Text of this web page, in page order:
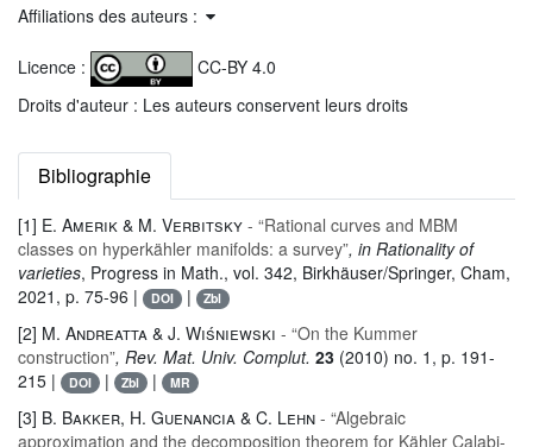
Affiliations des auteurs :
Licence :
CC-BY 4.0
Droits d'auteur : Les auteurs conservent leurs droits
Bibliographie
[1] E. Amerik & M. Verbitsky - “Rational curves and MBM
classes on hyperkähler manifolds: a survey”, in Rationality of
varieties, Progress in Math., vol. 342, Birkhäuser/Springer, Cham,
2021, p. 75-96 |
DOI | Zbl
[2] M. Andreatta & J. Wiśniewski - “On the Kummer
construction”, Rev. Mat. Univ. Complut. 23 (2010) no. 1, p. 191-
215 |
DOI | Zbl | MR
[3] B. Bakker, H. Guenancia & C. Lehn - “Algebraic
approximation and the decomposition theorem for Kähler Calabi-